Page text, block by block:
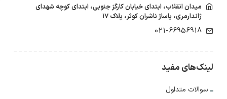
میدان انقلاب، ابتدای خیابان کارگز جنوبی، ابتدای کوچه شهدای
ژاندارمری، پاساژ ناشران کوثر، پلاک ۱۷
021-66956918
لینک‌های مفید
سوالات متداول